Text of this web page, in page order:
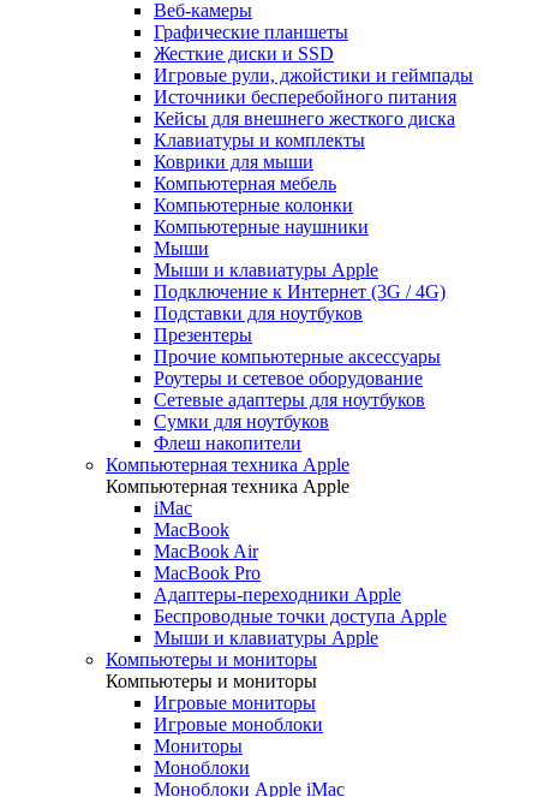
Веб-камеры
Графические планшеты
Жесткие диски и SSD
Игровые рули, джойстики и геймпады
Источники бесперебойного питания
Кейсы для внешнего жесткого диска
Клавиатуры и комплекты
Коврики для мыши
Компьютерная мебель
Компьютерные колонки
Компьютерные наушники
Мыши
Мыши и клавиатуры Apple
Подключение к Интернет (3G / 4G)
Подставки для ноутбуков
Презентеры
Прочие компьютерные аксессуары
Роутеры и сетевое оборудование
Сетевые адаптеры для ноутбуков
Сумки для ноутбуков
Флеш накопители
Компьютерная техника Apple
Компьютерная техника Apple
iMac
MacBook
MacBook Air
MacBook Pro
Адаптеры-переходники Apple
Беспроводные точки доступа Apple
Мыши и клавиатуры Apple
Компьютеры и мониторы
Компьютеры и мониторы
Игровые мониторы
Игровые моноблоки
Мониторы
Моноблоки
Моноблоки Apple iMac